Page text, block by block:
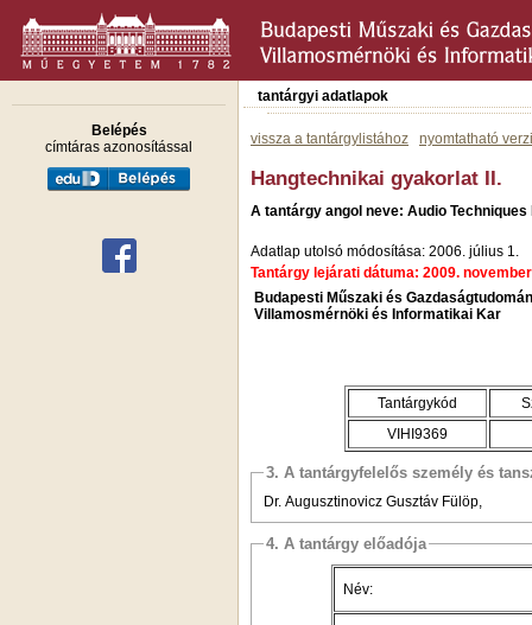
Belépés
címtáras azonosítással
tantárgyi adatlapok
vissza a tantárgylistához nyomtatható
Hangtechnikai gyakorlat II.
A tantárgy angol neve: Audio Techniques
Adatlap utolsó módosítása: 2006. július 1.
Tantárgy lejárati dátuma: 2009.
Budapesti Műszaki és
Villamosmérnöki és Informatikai Kar
Tantárgykód
VIHI9369
3. A tantárgyfelelős személy és
Dr. Augusztinovicz Gusztáv Fülöp,
4. A tantárgy előadója
Név: